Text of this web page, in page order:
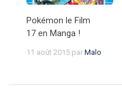
Pokémon le Film
17 en Manga !
11 août 2015 par Malo